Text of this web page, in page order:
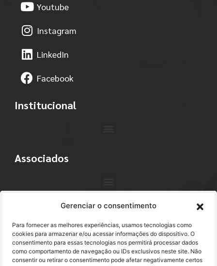
Gerenciar o consentimento
Para fornecer as melhores experiências, usamos tecnologias como
cookies para armazenar e/ou acessar informações do dispositivo. O
consentimento para essas tecnologias nos permitirá processar dados
como comportamento de navegação ou IDs exclusivos neste site. Não
consentir ou retirar o consentimento pode afetar negativamente certos
Youtube
Instagram
LinkedIn
Facebook
Institucional
Associados
+55 (11) 3113-4040
abracam@abracam.com